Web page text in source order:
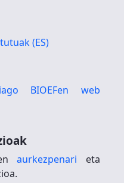
(ES)
BIOEFen web
aurkezpenari eta